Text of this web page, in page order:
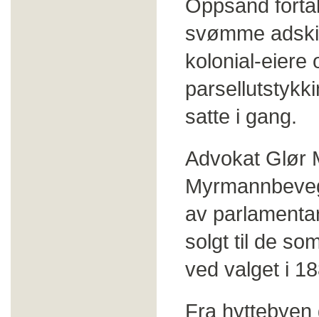
Oppsand
svømme
kolonial-eiere
satte i gang.
Advokat Glør
av
solgt til de
ved valget i
Fra